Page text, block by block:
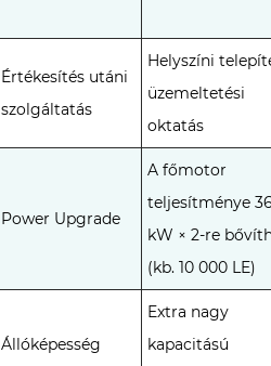
Értékesítés utáni
szolgáltatás
Helyszíni
üzemeltetési
oktatás
Power Upgrade
A főmotor
teljesítménye
kW × 2-re
(kb. 10 000 LE)
Állóképesség
Extra nagy
kapacitású